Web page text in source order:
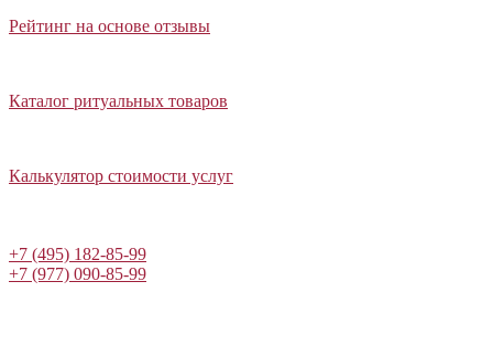
Рейтинг на основе отзывы
Каталог ритуальных товаров
Калькулятор стоимости услуг
+7 (495) 182-85-99
+7 (977) 090-85-99